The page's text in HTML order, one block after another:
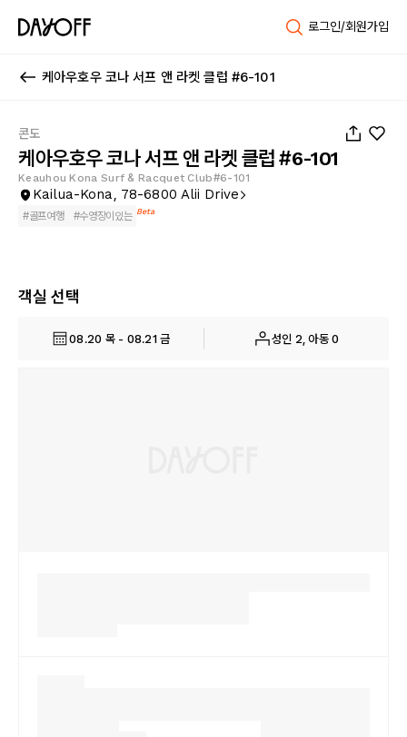
로그인/회원가입
케아우호우 코나 서프 앤 라켓 클럽 #6-101
콘도
케아우호우 코나 서프 앤 라켓 클럽 #6-101
Keauhou Kona Surf & Racquet Club#6-101
Kailua-Kona, 78-6800 Alii Drive
#골프여행 #수영장이있는 Beta
객실 선택
08.20 목 - 08.21 금 성인 2, 아동 0